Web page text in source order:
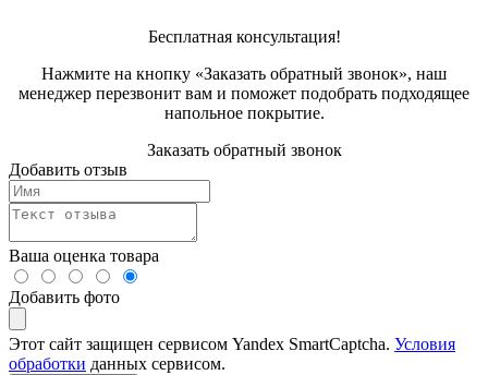
Бесплатная консультация!
Нажмите на кнопку «Заказать обратный звонок», наш
менеджер перезвонит вам и поможет подобрать подходящее
напольное покрытие.
Заказать обратный звонок
Добавить отзыв
Ваша оценка товара
Добавить фото
Этот сайт защищен сервисом Yandex SmartCaptcha. Условия
обработки данных сервисом.